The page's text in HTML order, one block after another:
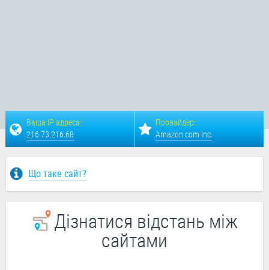
Ваша IP адреса:
216.73.216.68
Провайдер:
Amazon.com Inc.
Що таке сайт?
Дізнатися відстань між
сайтами